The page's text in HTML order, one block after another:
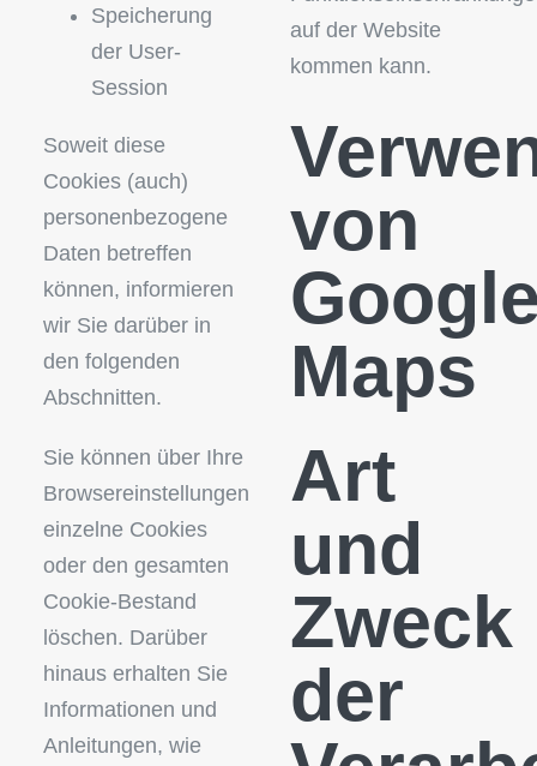
Speicherung
der User-
Session
Soweit diese
Cookies (auch)
personenbezogene
Daten betreffen
können, informieren
wir Sie darüber in
den folgenden
Abschnitten.
Sie können über Ihre
Browsereinstellungen
einzelne Cookies
oder den gesamten
Cookie-Bestand
löschen. Darüber
hinaus erhalten Sie
Informationen und
Anleitungen, wie
auf der Website
kommen kann.
von
Maps
Art
und
Zweck
der